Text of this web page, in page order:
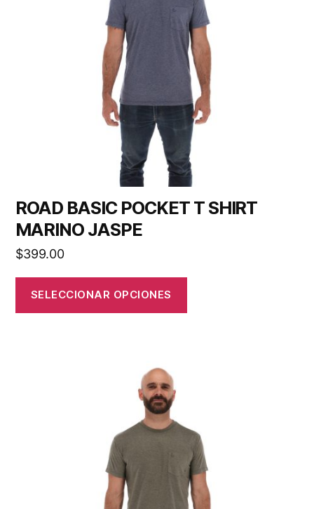
ROAD BASIC POCKET T SHIRT
MARINO JASPE
$399.00
SELECCIONAR OPCIONES